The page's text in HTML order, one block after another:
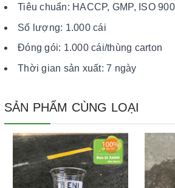
Tiêu chuẩn: HACCP, GMP, ISO
Số lượng: 1.000 cái
Đóng gói: 1.000 cái/thùng carton
Thời gian sản xuất: 7 ngày
SẢN PHẨM CÙNG LOẠI